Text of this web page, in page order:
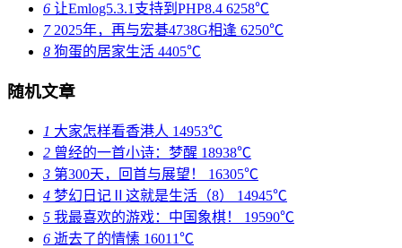
6 让Emlog5.3.1支持到PHP8.4 6258℃
72025年，再与宏碁4738G相逢 6250℃
8 狗蛋的居家生活 4405℃
随机文章
1 大家怎样看香港人 14953℃
2 曾经的一首小诗：梦醒 18938℃
3 第300天，回首与展望！ 16305℃
4 梦幻日记Ⅱ这就是生活（8） 14945℃
5 我最喜欢的游戏：中国象棋！ 19590℃
6 逝去了的情愫 16011℃